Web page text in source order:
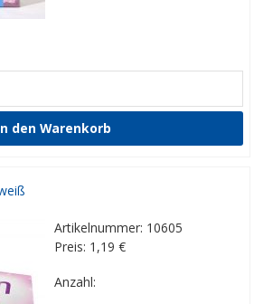
Artikelnummer: 10605
Preis: 1,19 €
Anzahl: